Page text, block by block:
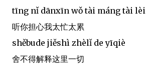
tīng nǐ dānxīn wǒ tài máng tài lèi
听你担心我太忙太累
shěbude jiěshì zhèlǐ de yīqiè
舍不得解释这里一切